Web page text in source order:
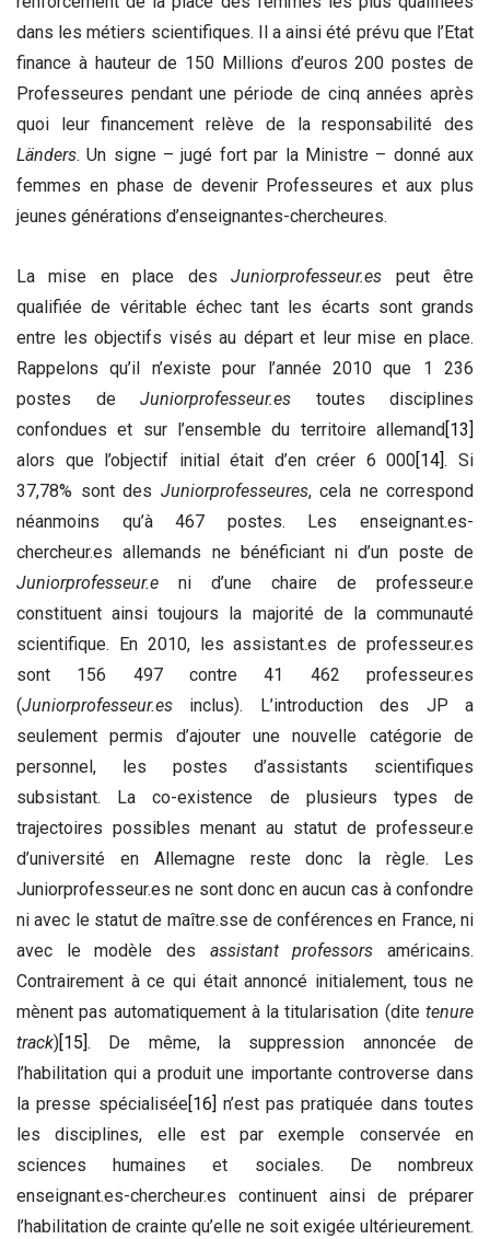
dans les métiers scientifiques. Il a ainsi été prévu que l’Etat
finance à hauteur de 150 Millions d’euros 200 postes de
Professeures pendant une période de cinq années après
quoi leur financement relève de la responsabilité des
Länders. Un signe – jugé fort par la Ministre – donné aux
femmes en phase de devenir Professeures et aux plus
jeunes générations d’enseignantes-chercheures.
La mise en place desJuniorprofesseur.es peut être
qualifiée de véritable échec tant les écarts sont grands
entre les objectifs visés au départ et leur mise en place.
Rappelons qu’il n’existe pour l’année 2010 que 1 236
postes de Juniorprofesseur.es toutes disciplines
confondues et sur l’ensemble du territoire allemand[13]
alors que l’objectif initial était d’en créer 6 000[14]. Si
37,78% sont des Juniorprofesseures, cela ne correspond
néanmoins qu’à 467 postes. Les enseignant.es-
chercheur.es allemands ne bénéficiant ni d’un poste de
Juniorprofesseur.e ni d’une chaire de professeur.e
constituent ainsi toujours la majorité de la communauté
scientifique. En 2010, les assistant.es de professeur.es
sont 156 497 contre 41 462 professeur.es
(Juniorprofesseur.es inclus). L’introduction des JP a
seulement permis d’ajouter une nouvelle catégorie de
personnel, les postes d’assistants scientifiques
subsistant. La co-existence de plusieurs types de
trajectoires possibles menant au statut de professeur.e
d’université en Allemagne reste donc la règle. Les
Juniorprofesseur.es ne sont donc en aucun cas à confondre
ni avec le statut de maître.sse de conférences en France, ni
avec le modèle des assistant professors américains.
Contrairement à ce qui était annoncé initialement, tous ne
mènent pas automatiquement à la titularisation (dite tenure
track)[15]. De même, la suppression annoncée de
l’habilitation qui a produit une importante controverse dans
la presse spécialisée[16] n’est pas pratiquée dans toutes
les disciplines, elle est par exemple conservée en
sciences humaines et sociales. De nombreux
enseignant.es-chercheur.es continuent ainsi de préparer
l’habilitation de crainte qu’elle ne soit exigée ultérieurement.